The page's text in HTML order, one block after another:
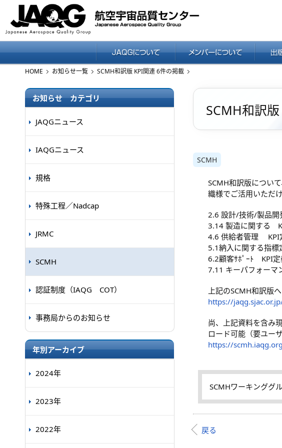
HOME お知らせ一覧 SCMH和訳版 KPI関連 6件の掲載
SCMH和訳
SCMH
SCMH和訳版につい
織様でご活用いただ
2.6 設計/技術/製品
3.14 製造に関する
4.6 供給者管理 KPI
5.1納入に関する指標
6.2顧客ｻﾎﾟｰﾄ KPI定
7.11 キーパフォーマ
上記のSCMH和訳版
https://
尚、上記資料を含み
ロード可能（要ユー
https://
SCMHワーキンググ
戻る
お知らせ カテゴリ
JAQGニュース
IAQGニュース
規格
特殊工程／Nadcap
JRMC
SCMH
認証制度（IAQG COT）
事務局からのお知らせ
年別アーカイブ
2024年
2023年
2022年